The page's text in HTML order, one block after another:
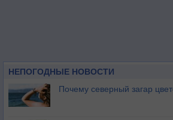
НЕПОГОДНЫЕ НОВОСТИ
Почему северный загар